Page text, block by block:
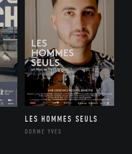
LES HOMMES SEULS
DORME YVES